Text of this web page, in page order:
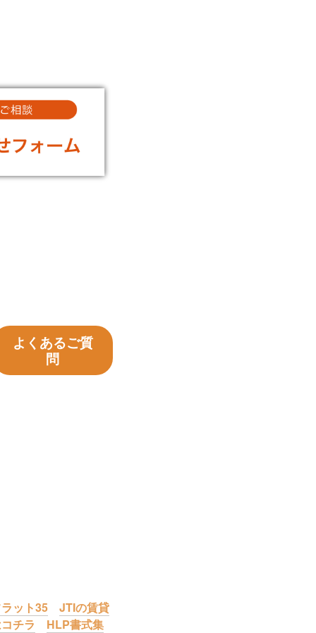
よくあるご質
問
ット35
JTIの賃貸
チラ HLP書式集